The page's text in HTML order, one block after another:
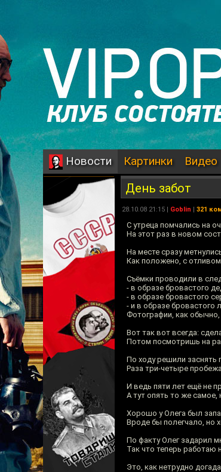
Новости Картинки Видео
День забот
28.10.08 21:15 | Goblin | 321
С утреца помчались на
На этот раз в новом
На месте сразу
Как положено, с
Съёмки проводили в
- в образе бровастого
- в образе бровастого
- и в образе бровастого
Фотографии, как
Вот так вот всегда:
Потом посмотришь на
По ходу решили заснять
Раза три-четыре
И ведь пяти лет ещё не
А тут опять то же самое,
Хорошо у Олега был
Вроде бы полегчало, но
По факту Олег задарил
Так что теперь работаю
Это, как нетрудно